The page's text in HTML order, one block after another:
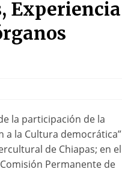
Experiencia
la participación de la
a la Cultura democrática”
de Chiapas; en el
Permanente de